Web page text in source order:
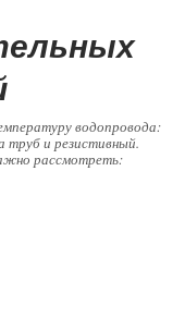
водопровода:
труб и резистивный.
рассмотреть: